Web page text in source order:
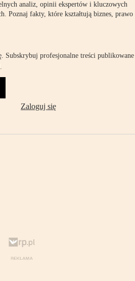
analiz, opinii ekspertów i kluczowych
Poznaj fakty, które kształtują biznes, prawo
Subskrybuj profesjonalne treści publikowane
Zaloguj się